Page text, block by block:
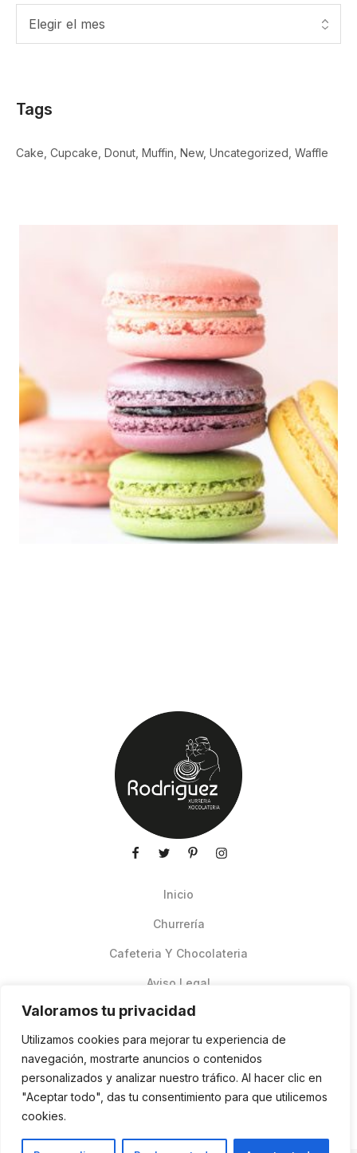
Valoramos tu privacidad
Utilizamos cookies para mejorar tu experiencia de
navegación, mostrarte anuncios o contenidos
personalizados y analizar nuestro tráfico. Al hacer clic en
"Aceptar todo", das tu consentimiento para que utilicemos
cookies.
Tags
Cake Cupcake Donut Muffin New Uncategorized Waffle
Inicio
Churrería
Cafeteria Y Chocolateria
Aviso Legal
Pedidos Online Glovo
Contacto